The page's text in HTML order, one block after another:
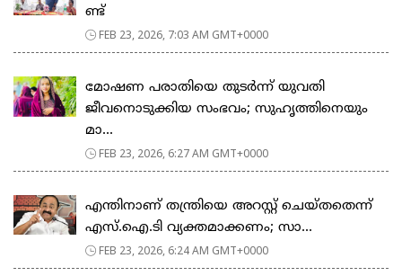
ണ്ട്
FEB 23, 2026, 7:03 AM GMT+0000
മോഷണ പരാതിയെ തുടര്‍ന്ന് യുവതി
ജീവനൊടുക്കിയ സംഭവം; സുഹൃത്തിനെയും
മാ...
FEB 23, 2026, 6:27 AM GMT+0000
എന്തിനാണ് തന്ത്രിയെ അറസ്റ്റ് ചെയ്തതെന്ന്
എസ്.ഐ.ടി വ്യക്തമാക്കണം; സാ...
FEB 23, 2026, 6:24 AM GMT+0000